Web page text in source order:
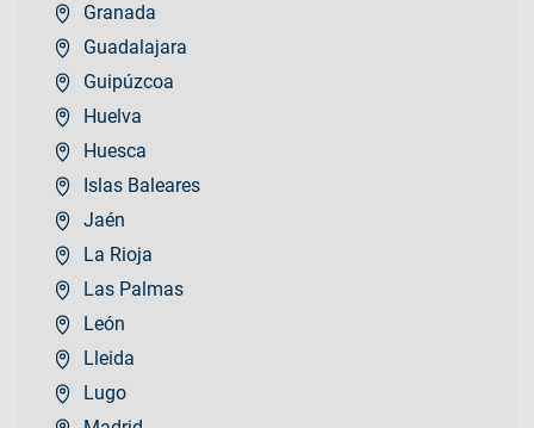
Granada
Guadalajara
Guipúzcoa
Huelva
Huesca
Islas Baleares
Jaén
La Rioja
Las Palmas
León
Lleida
Lugo